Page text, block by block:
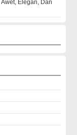
Elegan, Dan